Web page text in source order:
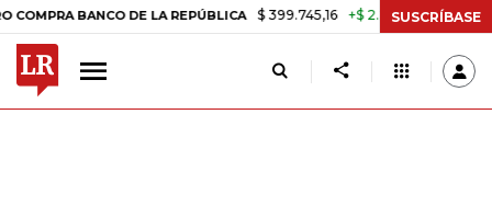
LA REPÚBLICA $ 399.745,16 +$ 2.295,71 +0,58% TASA DE
SUSCRÍBASE